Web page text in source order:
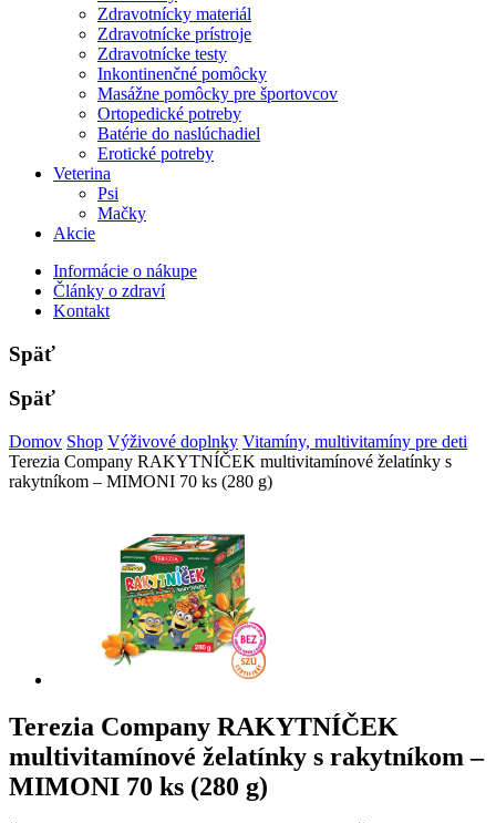
Zdravotnícky materiál
Zdravotnícke prístroje
Zdravotnícke testy
Inkontinenčné pomôcky
Masážne pomôcky pre športovcov
Ortopedické potreby
Batérie do naslúchadiel
Erotické potreby
Veterina
Psi
Mačky
Akcie
Informácie o nákupe
Články o zdraví
Kontakt
Späť
Späť
Domov Shop Výživové doplnky Vitamíny, multivitamíny pre deti
Terezia Company RAKYTNÍČEK multivitamínové želatínky s
rakytníkom – MIMONI 70 ks (280 g)
Terezia Company RAKYTNÍČEK
multivitamínové želatínky s rakytníkom –
MIMONI 70 ks (280 g)